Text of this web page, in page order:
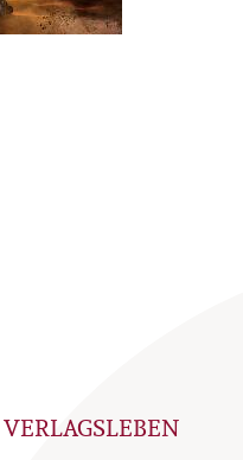
VERLAGSLEBEN